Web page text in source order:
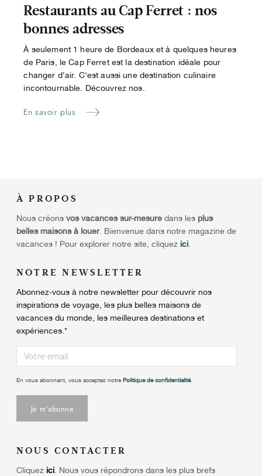
Restaurants au Cap Ferret : nos
bonnes adresses
À seulement 1 heure de Bordeaux et à quelques heures
de Paris, le Cap Ferret est la destination idéale pour
changer d'air. C'est aussi une destination culinaire
incontournable. Découvrez nos.
En savoir plus
À PROPOS
Nous créons vos vacances sur-mesure dans les plus
belles maisons à louer. Bienvenue dans notre magazine de
vacances ! Pour explorer notre site, cliquez ici
NOTRE NEWSLETTER
Abonnez-vous à notre newsletter pour découvrir nos
inspirations de voyage, les plus belles maisons de
vacances du monde, les meilleures destinations et
expériences. *
En vous abonnant, vous acceptez notre Politique de confidentialité.
NOUS CONTACTER
Cliquez ici Nous vous répondrons dans les plus brefs